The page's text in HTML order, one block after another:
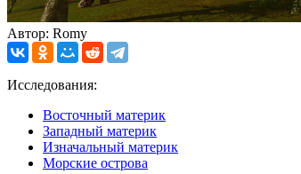
Автор: Romy
Исследования:
Восточный материк
Западный материк
Изначальный материк
Морские острова